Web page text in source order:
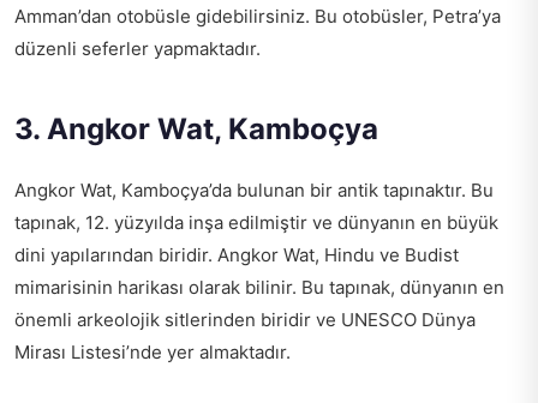
Amman’dan otobüsle gidebilirsiniz. Bu otobüsler, Petra’ya
düzenli seferler yapmaktadır.
3. Angkor Wat, Kamboçya
Angkor Wat, Kamboçya’da bulunan bir antik tapınaktır. Bu
tapınak, 12. yüzyılda inşa edilmiştir ve dünyanın en büyük
dini yapılarından biridir. Angkor Wat, Hindu ve Budist
mimarisinin harikası olarak bilinir. Bu tapınak, dünyanın en
önemli arkeolojik sitlerinden biridir ve UNESCO Dünya
Mirası Listesi’nde yer almaktadır.